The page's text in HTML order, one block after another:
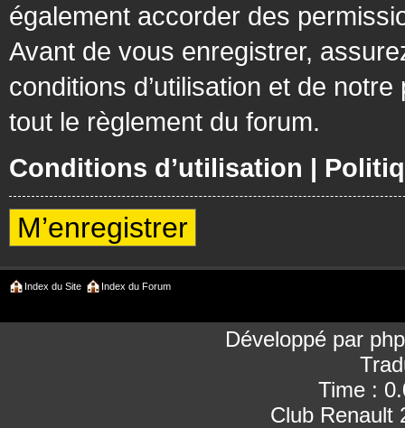
également accorder des
Avant de vous enregistrer,
conditions d’utilisation et de
tout le règlement du forum.
Conditions d’utilisation |
M’enregistrer
Index du Site Index du Forum
Développé par
Time :
Club Renault